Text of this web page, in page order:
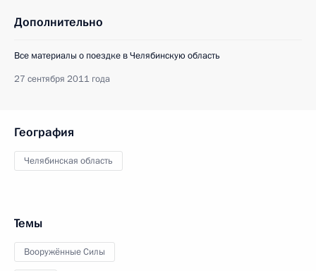
Дополнительно
Все материалы о поездке в Челябинскую область
27 сентября 2011 года
География
Челябинская область
Темы
Вооружённые Силы